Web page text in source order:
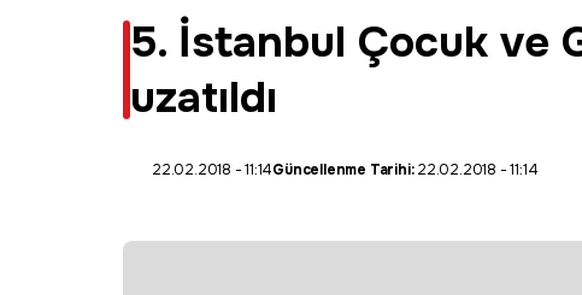
5. İstanbul Çocuk ve
uzatıldı
22.02.2018 - 11:14Güncellenme Tarihi:22.02.2018 - 11:14